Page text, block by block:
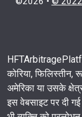
कोरिया, फिलिस्तीन,
अमेरिका या उसके
इस वेबसाइट पर दी गई